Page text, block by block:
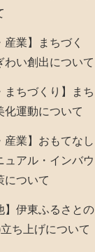
産業】まちづく
わい創出について
まちづくり】まち
化運動について
産業】おもてなし
ュアル・インバウ
について
】伊東ふるさとの
ち上げについて